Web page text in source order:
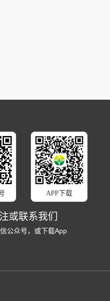
APP下载
或联系我们
公众号，或下载App